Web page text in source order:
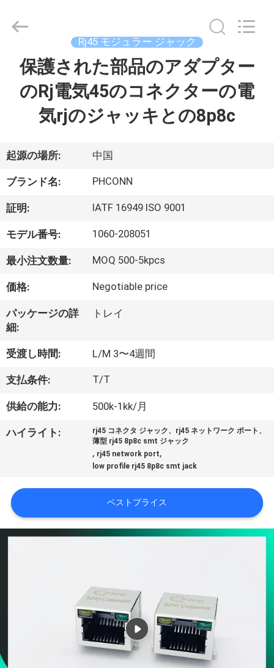
ダ
ク
ト
私
に
つ
い
て
工
場
行
品
2015
Electronics
Rj45 モジュラー ジャック
保護された部品のアダプター
のRj電気45のコネクターの電
気rjのジャッキとの8p8c
起源の場所: 中国
ブランド名: PHCONN
証明: IATF 16949 ISO 9001
モデル番号: 1060-208051
最小注文数量: MOQ 500-5kpcs
価格: Negotiable price
パッケージの詳
細:
トレイ
受渡し時間: L/M 3〜4週間
支払条件: T/T
供給の能力: 500k-1kk/月
ハイライト:
rj45 コネクタ ジャック、rj45 ネットワーク ポート、
薄型 rj45 8p8c smt ジャック
, rj45 network port,
low profile rj45 8p8c smt jack
ベストプライス